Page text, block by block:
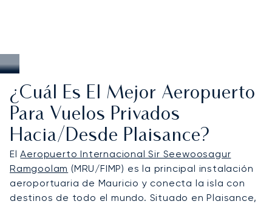
¿Cuál Es El Mejor Aeropuerto
Para Vuelos Privados
Hacia/desde Plaisance?
ElAeropuerto Internacional Sir Seewoosagur
Ramgoolam (MRU/FIMP) es la principal instalación
aeroportuaria de Mauricio y conecta la isla con
destinos de todo el mundo. Situado en Plaisance,